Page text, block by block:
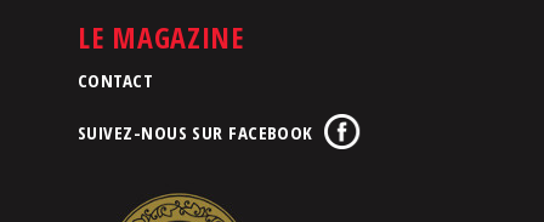
LE MAGAZINE
CONTACT
SUIVEZ-NOUS SUR FACEBOOK